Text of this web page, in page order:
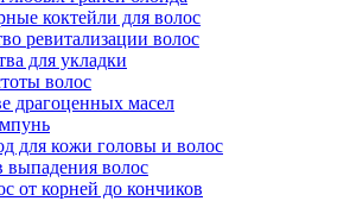
коктейли для волос
ревитализации волос
для укладки
волос
драгоценных масел
для кожи головы и волос
выпадения волос
от корней до кончиков